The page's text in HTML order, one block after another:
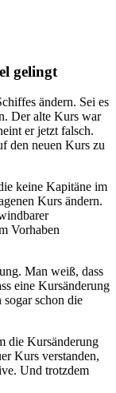
gelingt
ändern. Sei es
Der alte Kurs war
er jetzt falsch.
den neuen Kurs zu
keine Kapitäne im
Kurs ändern.
Vorhaben
Man weiß, dass
eine Kursänderung
schon die
die Kursänderung
Kurs verstanden,
Und trotzdem